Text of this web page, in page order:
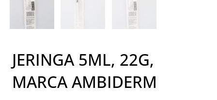
JERINGA 5ML, 22G,
MARCA AMBIDERM